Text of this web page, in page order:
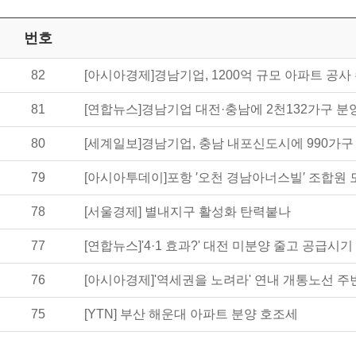
번호
82 [아시아경제]경남기업, 1200억 규모 아파트 공사
81 [연합뉴스]경남기업 대전·충남에 2천132가구 분
80 [세계일보]경남기업, 충남 내포신도시에 990가
79 [아시아투데이]포항 ′오천 경남아너스빌′ 조합원
78 [서울경제] 별내지구 활성화 탄력붙나
77 [연합뉴스]'4·1 효과?' 대전 미분양 줄고 공급시
76 [아시아경제]'역세권을 노려라' 연내 개통노선 주
75 [YTN] 부산 해운대 아파트 분양 호조세